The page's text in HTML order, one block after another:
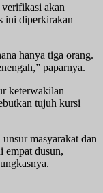
akan
ini diperkirakan
hanya tiga orang.
paparnya.
keterwakilan
tujuh kursi
masyarakat dan
empat dusun,